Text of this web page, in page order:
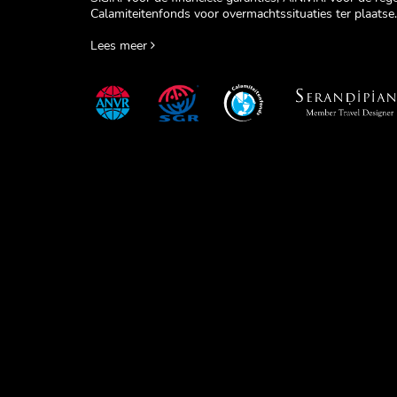
Calamiteitenfonds voor overmachtssituaties ter plaatse.
Lees meer